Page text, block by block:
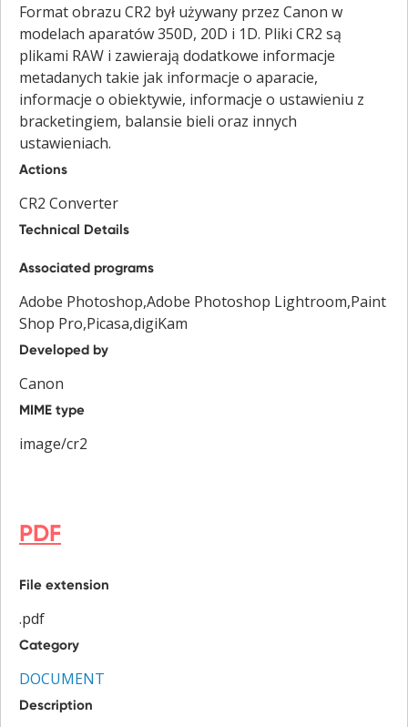
Format obrazu CR2 był używany przez Canon w
modelach aparatów 350D, 20D i 1D. Pliki CR2 są
plikami RAW i zawierają dodatkowe informacje
metadanych takie jak informacje o aparacie,
informacje o obiektywie, informacje o ustawieniu z
bracketingiem, balansie bieli oraz innych
ustawieniach.
Actions
CR2 Converter
Technical Details
Associated programs
Adobe Photoshop,Adobe Photoshop Lightroom,Paint
Shop Pro,Picasa,digiKam
Developed by
Canon
MIME type
image/cr2
PDF
File extension
.pdf
Category
DOCUMENT
Description